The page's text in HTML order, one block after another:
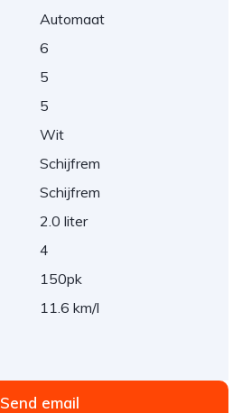
Automaat
6
5
5
Wit
Schijfrem
Schijfrem
2.0 liter
4
150pk
11.6 km/l
Send email